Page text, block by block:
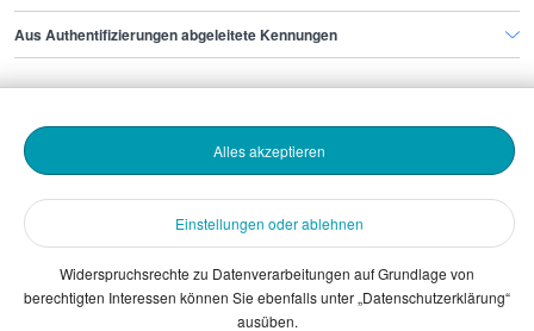
Bewerbende
The Stepstone Group GmbH © 2026
Aus Authentifizierungen abgeleitete Kennungen
Einstellungen oder ablehnen
Alles akzeptieren
Widerspruchsrechte zu Datenverarbeitungen auf Grundlage von
berechtigten Interessen können Sie ebenfalls unter „Datenschutzerklärung“
ausüben.